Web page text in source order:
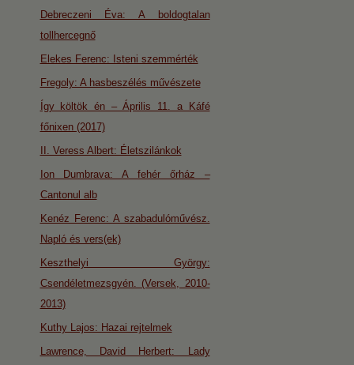
Debreczeni Éva: A boldogtalan
tollhercegnő
Elekes Ferenc: Isteni szemmérték
Fregoly: A hasbeszélés művészete
Így költök én – Április 11. a Káfé
főnixen (2017)
II. Veress Albert: Életszilánkok
Ion Dumbrava: A fehér őrház –
Cantonul alb
Kenéz Ferenc: A szabadulóművész.
Napló és vers(ek)
Keszthelyi György:
Csendéletmezsgyén. (Versek, 2010-
2013)
Kuthy Lajos: Hazai rejtelmek
Lawrence, David Herbert: Lady